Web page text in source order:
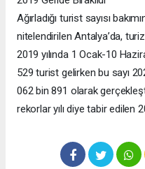
Ağırladığı turist sayısı
nitelendirilen Antalya’da,
2019 yılında 1 Ocak-10
529 turist gelirken bu sayı
062 bin 891 olarak
rekorlar yılı diye tabir edilen